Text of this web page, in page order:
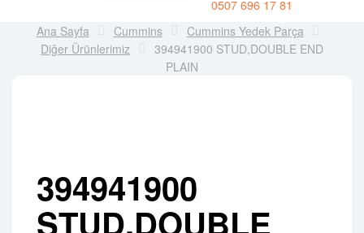
0507 696 17 81
Ana Sayfa
Cummins
Cummins Yedek Parça
Diğer Ürünlerimiz
394941900 STUD,DOUBLE END
PLAIN
394941900
STUD,DOUBLE